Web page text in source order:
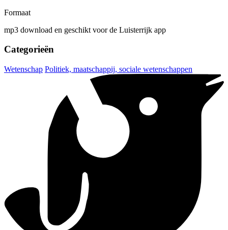
Formaat
mp3 download en geschikt voor de Luisterrijk app
Categorieën
Wetenschap Politiek, maatschappij, sociale wetenschappen